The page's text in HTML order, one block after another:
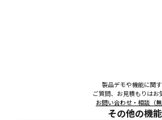
製品デモや機能に関
ご質問、お見積もりはお
お問い合わせ・相談（無
その他の機能